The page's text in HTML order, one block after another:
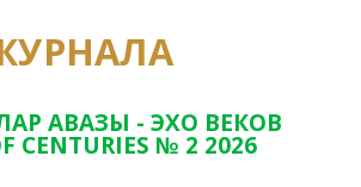
АВАЗЫ - ЭХО ВЕКОВ
CENTURIES № 2 2026